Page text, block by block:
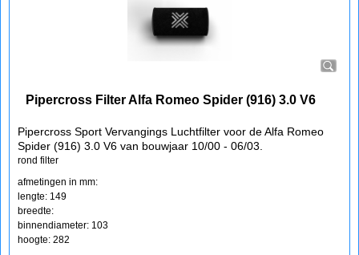
Pipercross Filter Alfa Romeo Spider (916) 3.0 V6
Pipercross Sport Vervangings Luchtfilter voor de Alfa Romeo
Spider (916) 3.0 V6 van bouwjaar 10/00 - 06/03.
rond filter
afmetingen in mm:
lengte: 149
breedte:
binnendiameter: 103
hoogte: 282